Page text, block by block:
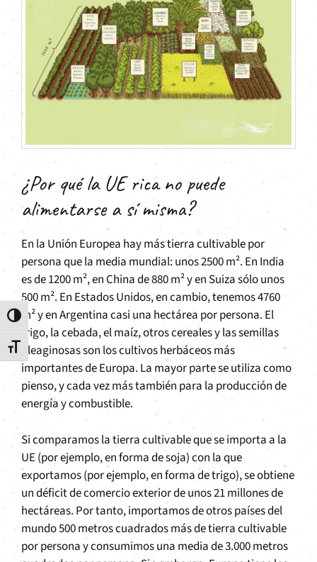
Alternar alto contraste
Alternar tamaño de letra
¿Por qué la UE rica no puede
alimentarse a sí misma?
En la Unión Europea hay más tierra cultivable por
persona que la media mundial: unos 2500 m². En India
es de 1200 m², en China de 880 m² y en Suiza sólo unos
500 m². En Estados Unidos, en cambio, tenemos 4760
m² y en Argentina casi una hectárea por persona. El
trigo, la cebada, el maíz, otros cereales y las semillas
oleaginosas son los cultivos herbáceos más
importantes de Europa. La mayor parte se utiliza como
pienso, y cada vez más también para la producción de
energía y combustible.
Si comparamos la tierra cultivable que se importa a la
UE (por ejemplo, en forma de soja) con la que
exportamos (por ejemplo, en forma de trigo), se obtiene
un déficit de comercio exterior de unos 21 millones de
hectáreas. Por tanto, importamos de otros países del
mundo 500 metros cuadrados más de tierra cultivable
por persona y consumimos una media de 3.000 metros